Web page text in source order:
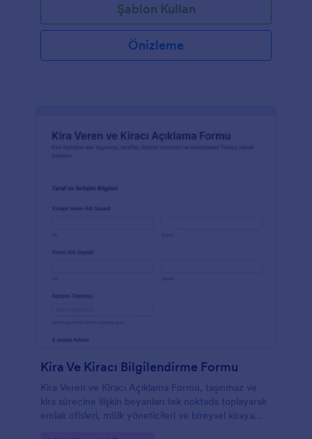
Şablon Kullan
Önizleme
Kira Ve Kiracı Bilgilendirme Formu
Kira Veren ve Kiracı Açıklama Formu, taşınmaz ve
kira sürecine ilişkin beyanları tek noktada toplayarak
emlak ofisleri, mülk yöneticileri ve bireysel kiraya